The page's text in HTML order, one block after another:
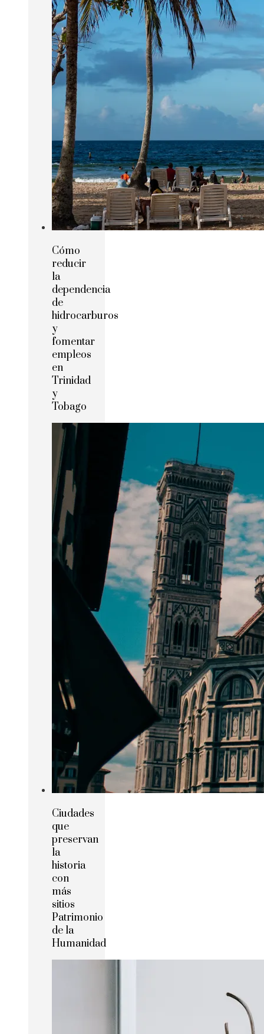
Cómo
reducir
la
dependencia
de
hidrocarburos
y
fomentar
empleos
en
Trinidad
y
Tobago
Ciudades
que
preservan
la
historia
con
más
sitios
Patrimonio
de la
Humanidad